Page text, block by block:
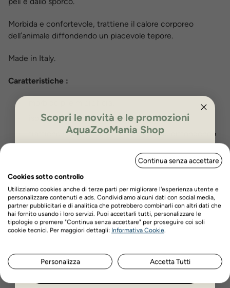
Morbida e confortevole, trattiene il calore corporeo
dell’animale diffondendo un piacevole tepore.
Made in Italy.
Caratteristiche :
isola efficacemente dalle superfici fredde;
trattiene il calore corporeo dell’animale diffondendo
un piacevole tepore;
Misure disponibili :75×50 cm - 100×65 cm - 140×85 cm
Colori disponibili :Azzurro - Grigio - Rosa
Scopri le novità e le promozioni
AquaZooMania Shop
ISCRIVITI PER OTTENERE IL 5%
DI SCONTO
Nome Cognome
Continua senza accettare
Cookies sotto controllo
Utilizziamo cookies anche di terze parti per migliorare l'esperienza utente e
personalizzare contenuti e ads. Condividiamo alcuni dati con social media,
partner pubblicitari e di analitica che potrebbero combinarli con altri dati che
hai fornito usando i loro servizi. Puoi accettarli tutti, personalizzare le
tipologie o premere "Continua senza accettare" per proseguire coi soli
cookie tecnici. Per maggiori dettagli: Informativa Cookie.
Personalizza Accetta Tutti